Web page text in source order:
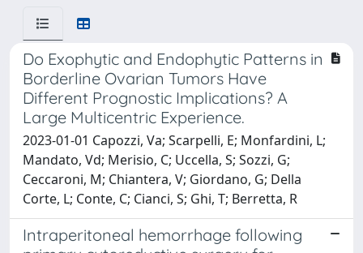
Do Exophytic and Endophytic Patterns in
Borderline Ovarian Tumors Have
Different Prognostic Implications? A
Large Multicentric Experience.
2023-01-01 Capozzi, Va; Scarpelli, E; Monfardini, L;
Mandato, Vd; Merisio, C; Uccella, S; Sozzi, G;
Ceccaroni, M; Chiantera, V; Giordano, G; Della
Corte, L; Conte, C; Cianci, S; Ghi, T; Berretta, R
Intraperitoneal hemorrhage following